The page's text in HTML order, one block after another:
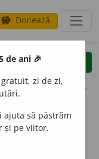
savings Donează
clear
opțiuni
declinări
de ani 🎉
zi de zi,
ajuta să păstrăm
și pe viitor.